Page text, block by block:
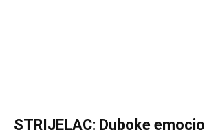
STRIJELAC: Duboke